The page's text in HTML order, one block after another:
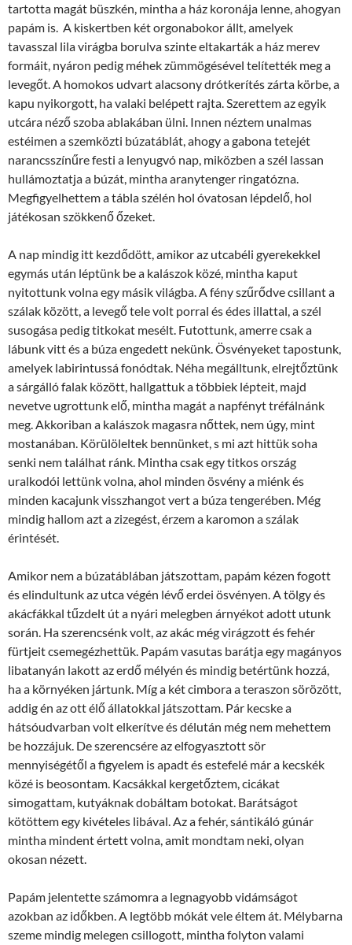
tartotta magát büszkén, mintha a ház koronája lenne, ahogyan
papám is. A kiskertben két orgonabokor állt, amelyek
tavasszal lila virágba borulva szinte eltakarták a ház merev
formáit, nyáron pedig méhek zümmögésével telítették meg a
levegőt. A homokos udvart alacsony drótkerítés zárta körbe, a
kapu nyikorgott, ha valaki belépett rajta. Szerettem az egyik
utcára néző szoba ablakában ülni. Innen néztem unalmas
estéimen a szemközti búzatáblát, ahogy a gabona tetejét
narancsszínűre festi a lenyugvó nap, miközben a szél lassan
hullámoztatja a búzát, mintha aranytenger ringatózna.
Megfigyelhettem a tábla szélén hol óvatosan lépdelő, hol
játékosan szökkenő őzeket.
A nap mindig itt kezdődött, amikor az utcabéli gyerekekkel
egymás után léptünk be a kalászok közé, mintha kaput
nyitottunk volna egy másik világba. A fény szűrődve csillant a
szálak között, a levegő tele volt porral és édes illattal, a szél
susogása pedig titkokat mesélt. Futottunk, amerre csak a
lábunk vitt és a búza engedett nekünk. Ösvényeket tapostunk,
amelyek labirintussá fonódtak. Néha megálltunk, elrejtőztünk
a sárgálló falak között, hallgattuk a többiek lépteit, majd
nevetve ugrottunk elő, mintha magát a napfényt tréfálnánk
meg. Akkoriban a kalászok magasra nőttek, nem úgy, mint
mostanában. Körülöleltek bennünket, s mi azt hittük soha
senki nem találhat ránk. Mintha csak egy titkos ország
uralkodói lettünk volna, ahol minden ösvény a miénk és
minden kacajunk visszhangot vert a búza tengerében. Még
mindig hallom azt a zizegést, érzem a karomon a szálak
érintését.
Amikor nem a búzatáblában játszottam, papám kézen fogott
és elindultunk az utca végén lévő erdei ösvényen. A tölgy és
akácfákkal tűzdelt út a nyári melegben árnyékot adott utunk
során. Ha szerencsénk volt, az akác még virágzott és fehér
fürtjeit csemegézhettük. Papám vasutas barátja egy magányos
libatanyán lakott az erdő mélyén és mindig betértünk hozzá,
ha a környéken jártunk. Míg a két cimbora a teraszon sörözött,
addig én az ott élő állatokkal játszottam. Pár kecske a
hátsóudvarban volt elkerítve és délután még nem mehettem
be hozzájuk. De szerencsére az elfogyasztott sör
mennyiségétől a figyelem is apadt és estefelé már a kecskék
közé is beosontam. Kacsákkal kergetőztem, cicákat
simogattam, kutyáknak dobáltam botokat. Barátságot
kötöttem egy kivételes libával. Az a fehér, sántikáló gúnár
mintha mindent értett volna, amit mondtam neki, olyan
okosan nézett.
Papám jelentette számomra a legnagyobb vidámságot
azokban az időkben. A legtöbb mókát vele éltem át. Mélybarna
szeme mindig melegen csillogott, mintha folyton valami